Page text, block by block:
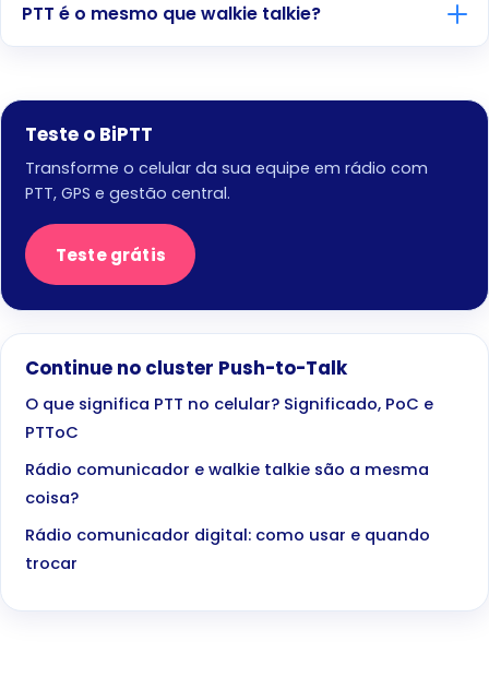
PTT é o mesmo que walkie talkie?
Teste o BiPTT
Transforme o celular da sua equipe em rádio com
PTT, GPS e gestão central.
Teste grátis
Continue no cluster Push-to-Talk
O que significa PTT no celular? Significado, PoC e
PTToC
Rádio comunicador e walkie talkie são a mesma
coisa?
Rádio comunicador digital: como usar e quando
trocar